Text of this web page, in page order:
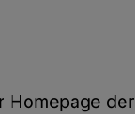
Homepage der